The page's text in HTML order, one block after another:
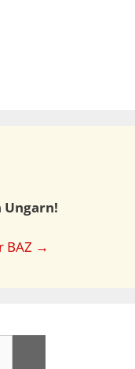
Ungarn!
BAZ →